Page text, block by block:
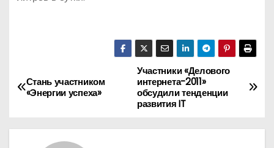
Н
в
Участники «Делового
интернета-2011»
обсудили тенденции
развития IT
Стань участником
«Энергии успеха»